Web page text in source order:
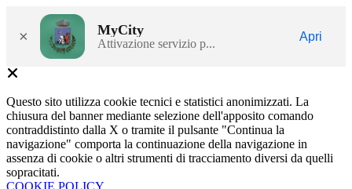
× MyCity
Attivazione servizio p...
Apri
Questo sito utilizza cookie tecnici e statistici anonimizzati. La
chiusura del banner mediante selezione dell'apposito comando
contraddistinto dalla X o tramite il pulsante "Continua la
navigazione" comporta la continuazione della navigazione in
assenza di cookie o altri strumenti di tracciamento diversi da quelli
sopracitati.
COOKIE POLICY